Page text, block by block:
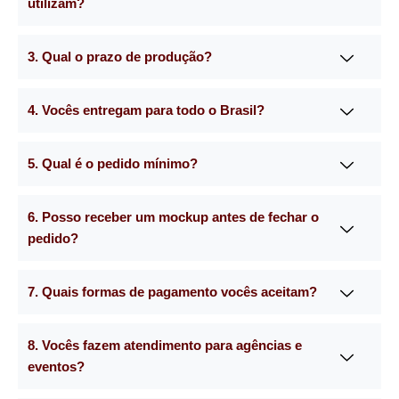
utilizam?
3. Qual o prazo de produção?
4. Vocês entregam para todo o Brasil?
5. Qual é o pedido mínimo?
6. Posso receber um mockup antes de fechar o
pedido?
7. Quais formas de pagamento vocês aceitam?
8. Vocês fazem atendimento para agências e
eventos?